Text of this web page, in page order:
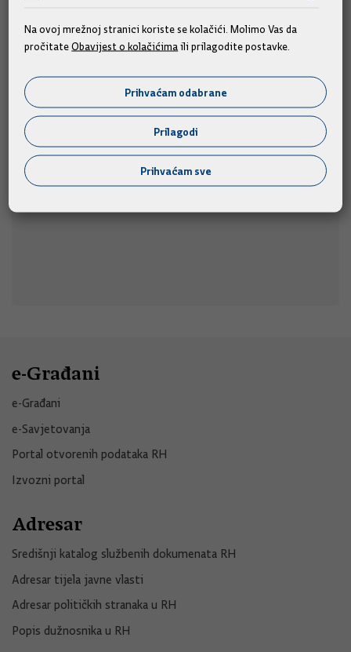
Predsjednik Vlade Plenković na 29. Maratonu
Predsjednik Vlade Andrej Plenković nazočit će startu
utrke 29. Maratona lađa u Metkoviću,u subotu, 8.
kolovoza 2026. u 17 sati.
e-Građani
e-Građani
e-Savjetovanja
Portal otvorenih podataka RH
Izvozni portal
Adresar
Središnji katalog službenih dokumenata RH
Adresar tijela javne vlasti
Adresar političkih stranaka u RH
Popis dužnosnika u RH
Na ovoj mrežnoj stranici koriste se kolačići. Molimo Vas da
pročitateObavijest o kolačićima ili prilagodite postavke.
Prihvaćam odabrane
Prilagodi
Prihvaćam sve